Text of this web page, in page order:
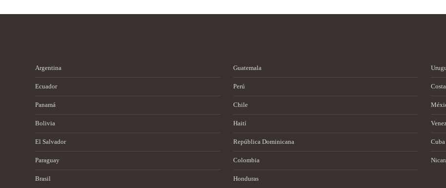
Argentina
Ecuador
Panamá
Bolivia
El Salvador
Paraguay
Brasil
Guatemala
Perú
Chile
Haití
República Dominicana
Colombia
Honduras
Cuba